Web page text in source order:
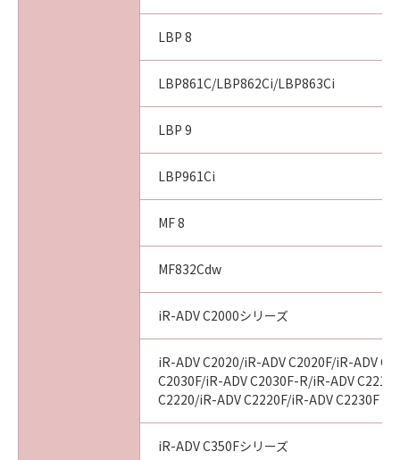
LBP 8
LBP861C/LBP862Ci/LBP863Ci
LBP 9
LBP961Ci
MF 8
MF832Cdw
iR-ADV C2000シリーズ
iR-ADV C2020/iR-ADV C2020F/iR-ADV
C2030F/iR-ADV C2030F-R/iR-ADV
C2220/iR-ADV C2220F/iR-ADV C2230F
iR-ADV C350Fシリーズ